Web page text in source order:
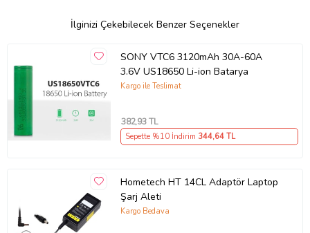
İlginizi Çekebilecek Benzer Seçenekler
SONY VTC6 3120mAh 30A-60A
3.6V US18650 Li-ion Batarya
Kargo ile Teslimat
382,93 TL
Sepette %10 İndirim 344,64 TL
Hometech HT 14CL Adaptör Laptop
Şarj Aleti
Kargo Bedava